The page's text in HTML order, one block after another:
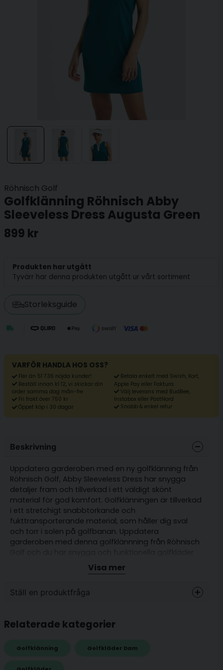
Röhnisch Golf
Golfklänning Röhnisch Abby
Sleeveless Dress Augusta Green
899 kr
Produkten har utgått
Tyvärr har denna produkten utgått ur vårt sortiment
Storleksguide
VARFÖR HANDLA HOS OSS?
Fler än 51 736 nöjda kunder!
Beställ innan kl 12, vi skickar din
order samma dag mån-fre
Fri frakt över 750 kr
Öppet köp i 30 dagar
Betala enkelt med Swish, Kort,
Apple Pay eller Faktura
Välj leverans med BudBee,
Instabox eller PostNord
Snabb & enkel retur
Beskrivning
Uppdatera garderoben med en ny golfklänning från
Röhnisch Golf, Abby Sleeveless Dress har snygga
detaljer fram och tillverkad i ett väldigt skönt
material för god komfort. Golfklänningen är tillverkad
i ett stretchigt snabbtorkande och
fukttransporterande material, som håller dig sval
och torr i solen på golfbanan. Uppdatera
garderoben med denna golfklännning från Röhnisch
för många sköna stunder på banan i sommar.
Innershorts ingår
Snabbtorkande funktionsmaterialmed stretch
Visa mer
Ställ en produktfråga
Fråga oss något om denna produkten...
name
Relaterade kategorier
Golfklänning Golfkläder Dam